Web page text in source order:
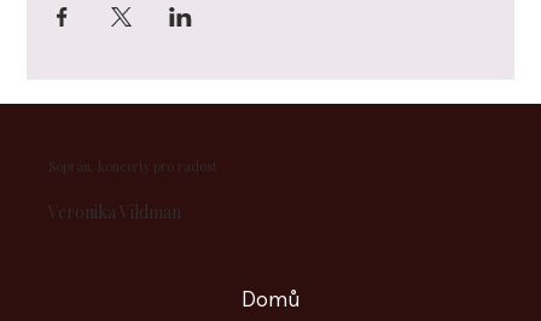
​Veronika Vildman
Soprán, koncerty pro radost
Domů